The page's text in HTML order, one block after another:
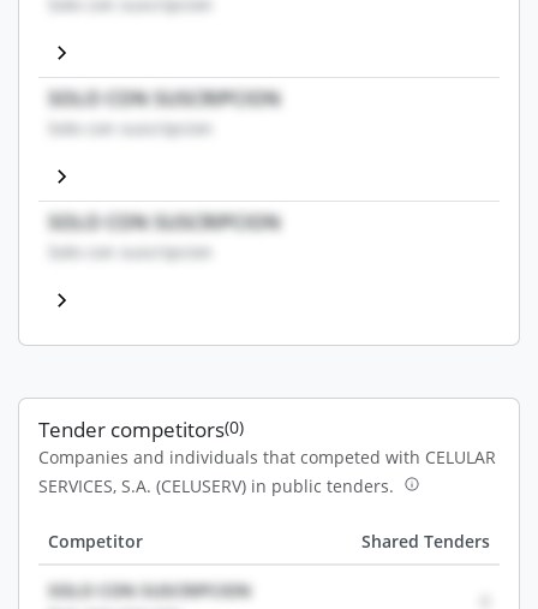
SOLO CON SUSCRIPCION
Solo con suscripcion
SOLO CON SUSCRIPCION
Solo con suscripcion
Tender competitors(0)
Companies and individuals that competed with CELULAR
SERVICES, S.A. (CELUSERV) in public tenders.
Competitor Shared Tenders
SOLO CON SUSCRIPCION